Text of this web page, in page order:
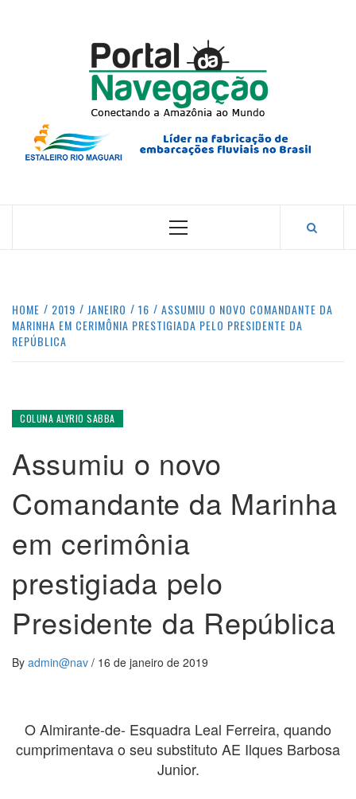
CONECTANDO A AMAZÔNIA COM O MUNDO.
Primary
HOME 2019 JANEIRO 16
ASSUMIU O NOVO COMANDANTE DA
MARINHA EM CERIMÔNIA PRESTIGIADA PELO PRESIDENTE DA
REPÚBLICA
COLUNA ALYRIO SABBA
Assumiu o novo
Comandante da Marinha
em cerimônia
prestigiada pelo
Presidente da República
By admin@nav / 16 de janeiro de 2019
O Almirante-de- Esquadra Leal Ferreira, quando
cumprimentava o seu substituto AE Ilques Barbosa
Junior.